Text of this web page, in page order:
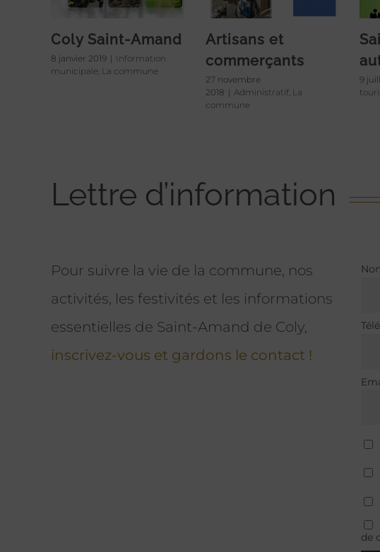
Coly Saint-Amand
8 janvier 2019 | Information
municipale, La commune
Artisans et
commerçants
27 novembre
2018 | Administratif, La
commune
9
Lettre d’information
Pour suivre la vie de la commune, nos
activités, les festivités et les informations
essentielles de Saint-Amand de Coly,
inscrivez-vous et gardons le contact !
de